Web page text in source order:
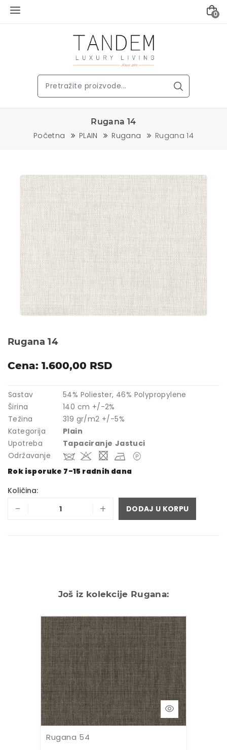
0
Rugana 14
Početna PLAIN Rugana Rugana 14
Rugana 14
Cena: 1.600,00 RSD
Sastav
54% Poliester, 46% Polypropylene
Širina
140 cm +/-2%
Težina
319 gr/m2 +/-5%
Kategorija
Plain
Upotreba
Tapaciranje Jastuci
Održavanje
Rok isporuke 7-15 radnih dana
Količina:
- + DODAJ U KORPU
Još iz kolekcije Rugana:
Rugana 54